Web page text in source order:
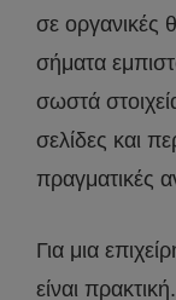
σε οργανικές
σήματα
σωστά
σελίδες και
πραγματικές
Για μια
είναι